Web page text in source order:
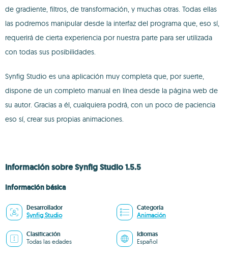
de gradiente, filtros, de transformación, y muchas otras. Todas ellas
las podremos manipular desde la interfaz del programa que, eso sí,
requerirá de cierta experiencia por nuestra parte para ser utilizada
con todas sus posibilidades.
Synfig Studio es una aplicación muy completa que, por suerte,
dispone de un completo manual en línea desde la página web de
su autor. Gracias a él, cualquiera podrá, con un poco de paciencia
eso sí, crear sus propias animaciones.
Información sobre Synfig Studio 1.5.5
Información básica
Desarrollador
Synfig Studio
Categoría
Animación
Clasificación
Todas las edades
Idiomas
Español